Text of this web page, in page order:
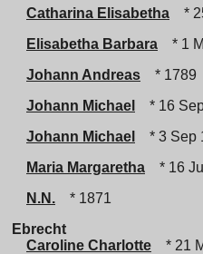
Catharina Elisabetha
*
Elisabetha Barbara
* 1
Johann Andreas
* 1789
Johann Michael
* 16
Johann Michael
* 3 Sep
Maria Margaretha
* 16
N.N.
* 1871
Ebrecht
Caroline Charlotte
* 21